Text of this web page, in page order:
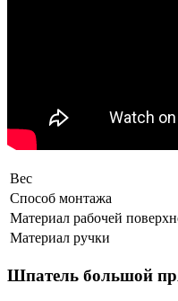
Вес
Способ монтажа
Материал рабочей
Материал ручки
Шпатель большой